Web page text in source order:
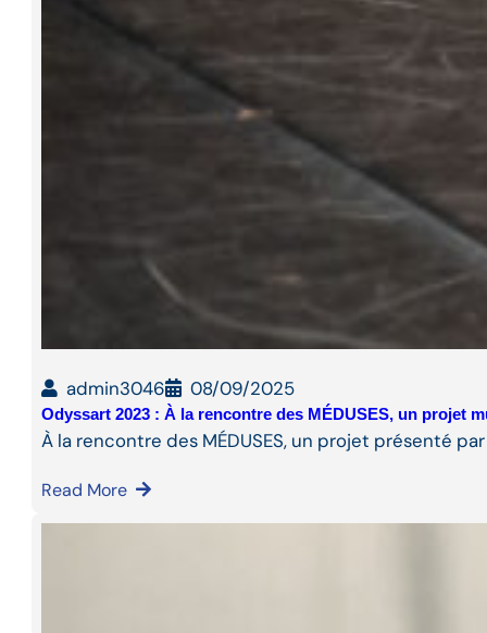
admin3046 08/09/2025
Odyssart 2023 : À la rencontre des MÉDUSES, un projet
À la rencontre des MÉDUSES, un projet présenté
Read More